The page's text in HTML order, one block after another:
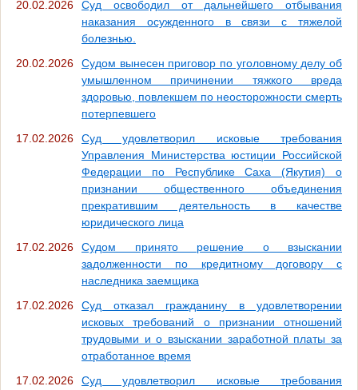
20.02.2026
Суд освободил от дальнейшего отбывания
наказания осужденного в связи с тяжелой
болезнью.
20.02.2026
Судом вынесен приговор по уголовному делу об
умышленном причинении тяжкого вреда
здоровью, повлекшем по неосторожности смерть
потерпевшего
17.02.2026
Суд удовлетворил исковые требования
Управления Министерства юстиции Российской
Федерации по Республике Саха (Якутия) о
признании общественного объединения
прекратившим деятельность в качестве
юридического лица
17.02.2026
Судом принято решение о взыскании
задолженности по кредитному договору с
наследника заемщика
17.02.2026
Суд отказал гражданину в удовлетворении
исковых требований о признании отношений
трудовыми и о взыскании заработной платы за
отработанное время
17.02.2026
Суд удовлетворил исковые требования